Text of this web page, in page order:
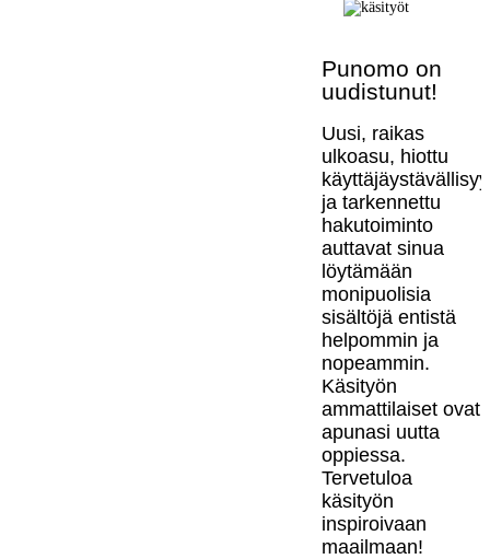
Punomo on
uudistunut!
Uusi, raikas
ulkoasu, hiottu
ja tarkennettu
hakutoiminto
auttavat sinua
löytämään
monipuolisia
sisältöjä entistä
helpommin ja
nopeammin.
Käsityön
ammattilaiset ovat
apunasi uutta
oppiessa.
Tervetuloa
käsityön
inspiroivaan
maailmaan!